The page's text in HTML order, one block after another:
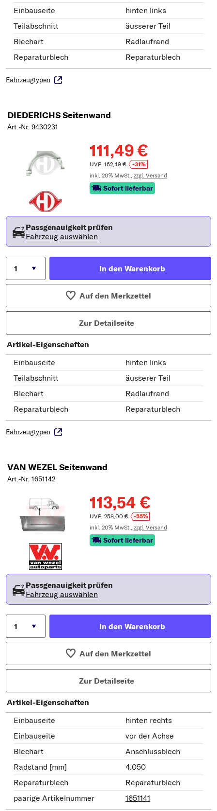
Einbauseite
hinten links
Teilabschnitt
äusserer Teil
Blechart
Radlaufrand
Reparaturblech
Reparaturblech
Fahrzeugtypen
DIEDERICHS Seitenwand
Art.-Nr. 9430231
111,49 €
UVP: 162,49 €
-31%
inkl. 20% MwSt., zzgl. Versand
Sofort lieferbar
Passgenauigkeit prüfen
Fahrzeug auswählen
In den Warenkorb
Auf den Merkzettel
Zur Detailseite
Artikel-Eigenschaften
Einbauseite
hinten links
Teilabschnitt
äusserer Teil
Blechart
Radlaufrand
Reparaturblech
Reparaturblech
Fahrzeugtypen
VAN WEZEL Seitenwand
Art.-Nr. 1651142
113,54 €
UVP: 258,00 €
-55%
inkl. 20% MwSt., zzgl. Versand
Sofort lieferbar
Passgenauigkeit prüfen
Fahrzeug auswählen
In den Warenkorb
Auf den Merkzettel
Zur Detailseite
Artikel-Eigenschaften
Einbauseite
hinten rechts
Einbauseite
vor der Achse
Blechart
Anschlussblech
Radstand [mm]
4.050
Reparaturblech
Reparaturblech
paarige Artikelnummer
1651141